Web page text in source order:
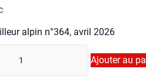
alpin n°364, avril 2026
Ajouter au